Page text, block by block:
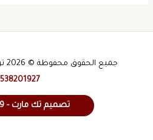
جميع الحقوق محفوظة © 2026 ترميمات الدمام الشرقية -
تصميم تك مارت - 734057229